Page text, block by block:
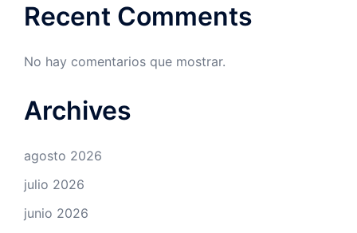
Recent Comments
No hay comentarios que mostrar.
Archives
agosto 2026
julio 2026
junio 2026